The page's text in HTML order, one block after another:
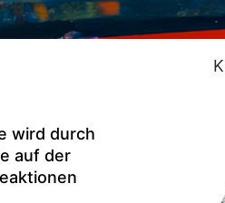
wird durch
auf der